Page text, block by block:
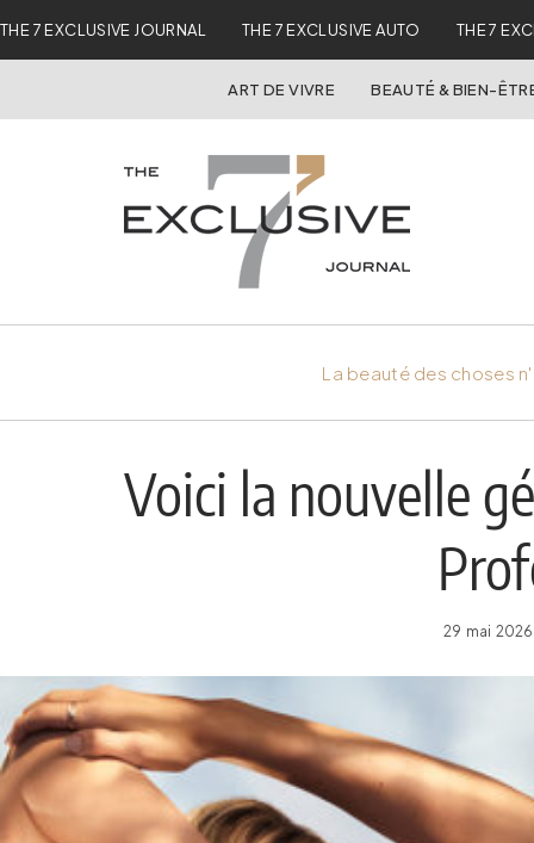
THE 7 EXCLUSIVE JOURNAL THE 7 EXCLUSIVE AUTO THE 7
ART DE VIVRE BEAUTÉ & BIEN-
La beauté des choses
Voici la nouvelle
29 mai